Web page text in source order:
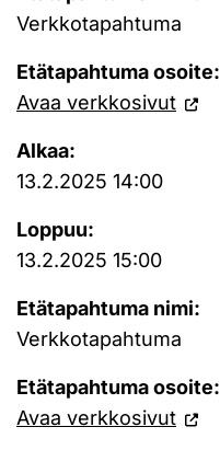
Verkkotapahtuma
Etätapahtuma osoite:
Avaa verkkosivut
Alkaa:
13.2.2025 14:00
Loppuu:
13.2.2025 15:00
Etätapahtuma nimi:
Verkkotapahtuma
Etätapahtuma osoite:
Avaa verkkosivut